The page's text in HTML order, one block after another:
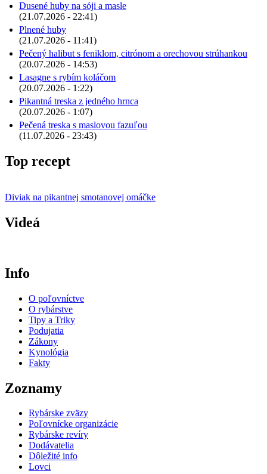
Dusené huby na sóji a masle
(21.07.2026 - 22:41)
Plnené huby
(21.07.2026 - 11:41)
Pečený halibut s feniklom, citrónom a orechovou strúhankou
(20.07.2026 - 14:53)
Lasagne s rybím koláčom
(20.07.2026 - 1:22)
Pikantná treska z jedného hrnca
(20.07.2026 - 1:07)
Pečená treska s maslovou fazuľou
(11.07.2026 - 23:43)
Top recept
Diviak na pikantnej smotanovej omáčke
Videá
Info
O poľovníctve
O rybárstve
Tipy a Triky
Podujatia
Zákony
Kynológia
Fakty
Zoznamy
Rybárske zväzy
Poľovnícke organizácie
Rybárske revíry
Dodávatelia
Dôležité info
Lovci